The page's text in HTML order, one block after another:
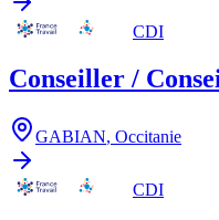
CDI
Conseiller /
GABIAN, Occitanie
CDI